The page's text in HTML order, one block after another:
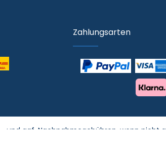
Zahlungsarten
und ggf. Nachnahmegebühren, wenn nicht